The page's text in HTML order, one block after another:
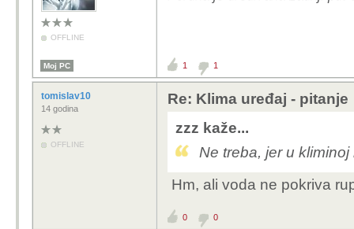
OFFLINE
Moj PC 1 1
tomislav10
14 godina
OFFLINE
Re: Klima uređaj - pitanje
zzz kaže...
Ne treba, jer u
Hm, ali voda ne pokriva
0 0